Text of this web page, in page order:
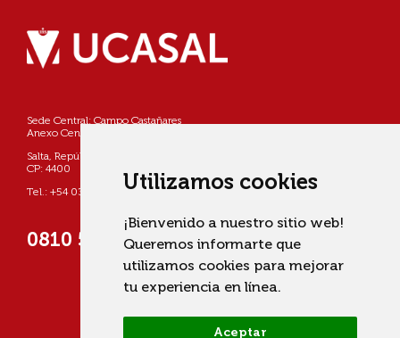
Utilizamos cookies
¡Bienvenido a nuestro sitio web!
Queremos informarte que
utilizamos cookies para mejorar
tu experiencia en línea.
Aceptar
Sede Central: Campo Castañares
Anexo Centro: Pellegrini 790
Salta, República Argentina
CP: 4400
Tel.: +54 0387 4268800
0810 555 822725 (UCASAL)